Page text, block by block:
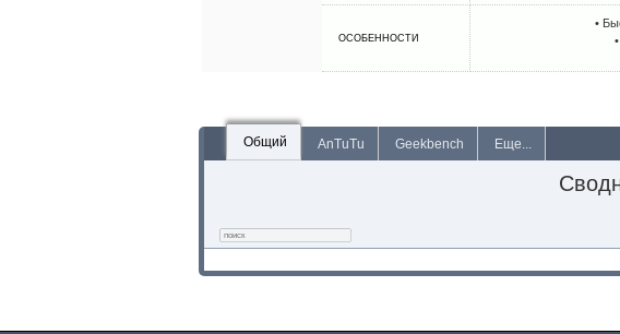
ОСОБЕННОСТИ
•
Общий AnTuTu Geekbench Еще...